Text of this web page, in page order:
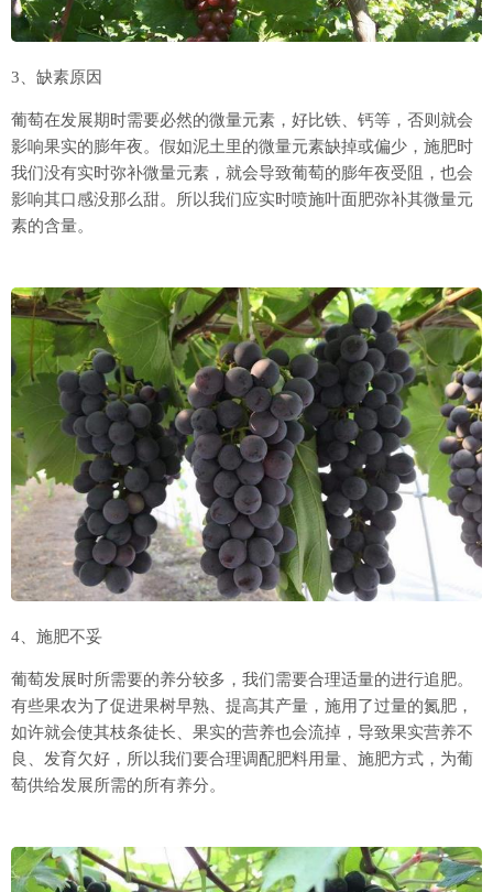
3、缺素原因
葡萄在发展期时需要必然的微量元素，好比铁、钙等，否则就会
影响果实的膨年夜。假如泥土里的微量元素缺掉或偏少，施肥时
我们没有实时弥补微量元素，就会导致葡萄的膨年夜受阻，也会
影响其口感没那么甜。所以我们应实时喷施叶面肥弥补其微量元
素的含量。
4、施肥不妥
葡萄发展时所需要的养分较多，我们需要合理适量的进行追肥。
有些果农为了促进果树早熟、提高其产量，施用了过量的氮肥，
如许就会使其枝条徒长、果实的营养也会流掉，导致果实营养不
良、发育欠好，所以我们要合理调配肥料用量、施肥方式，为葡
萄供给发展所需的所有养分。